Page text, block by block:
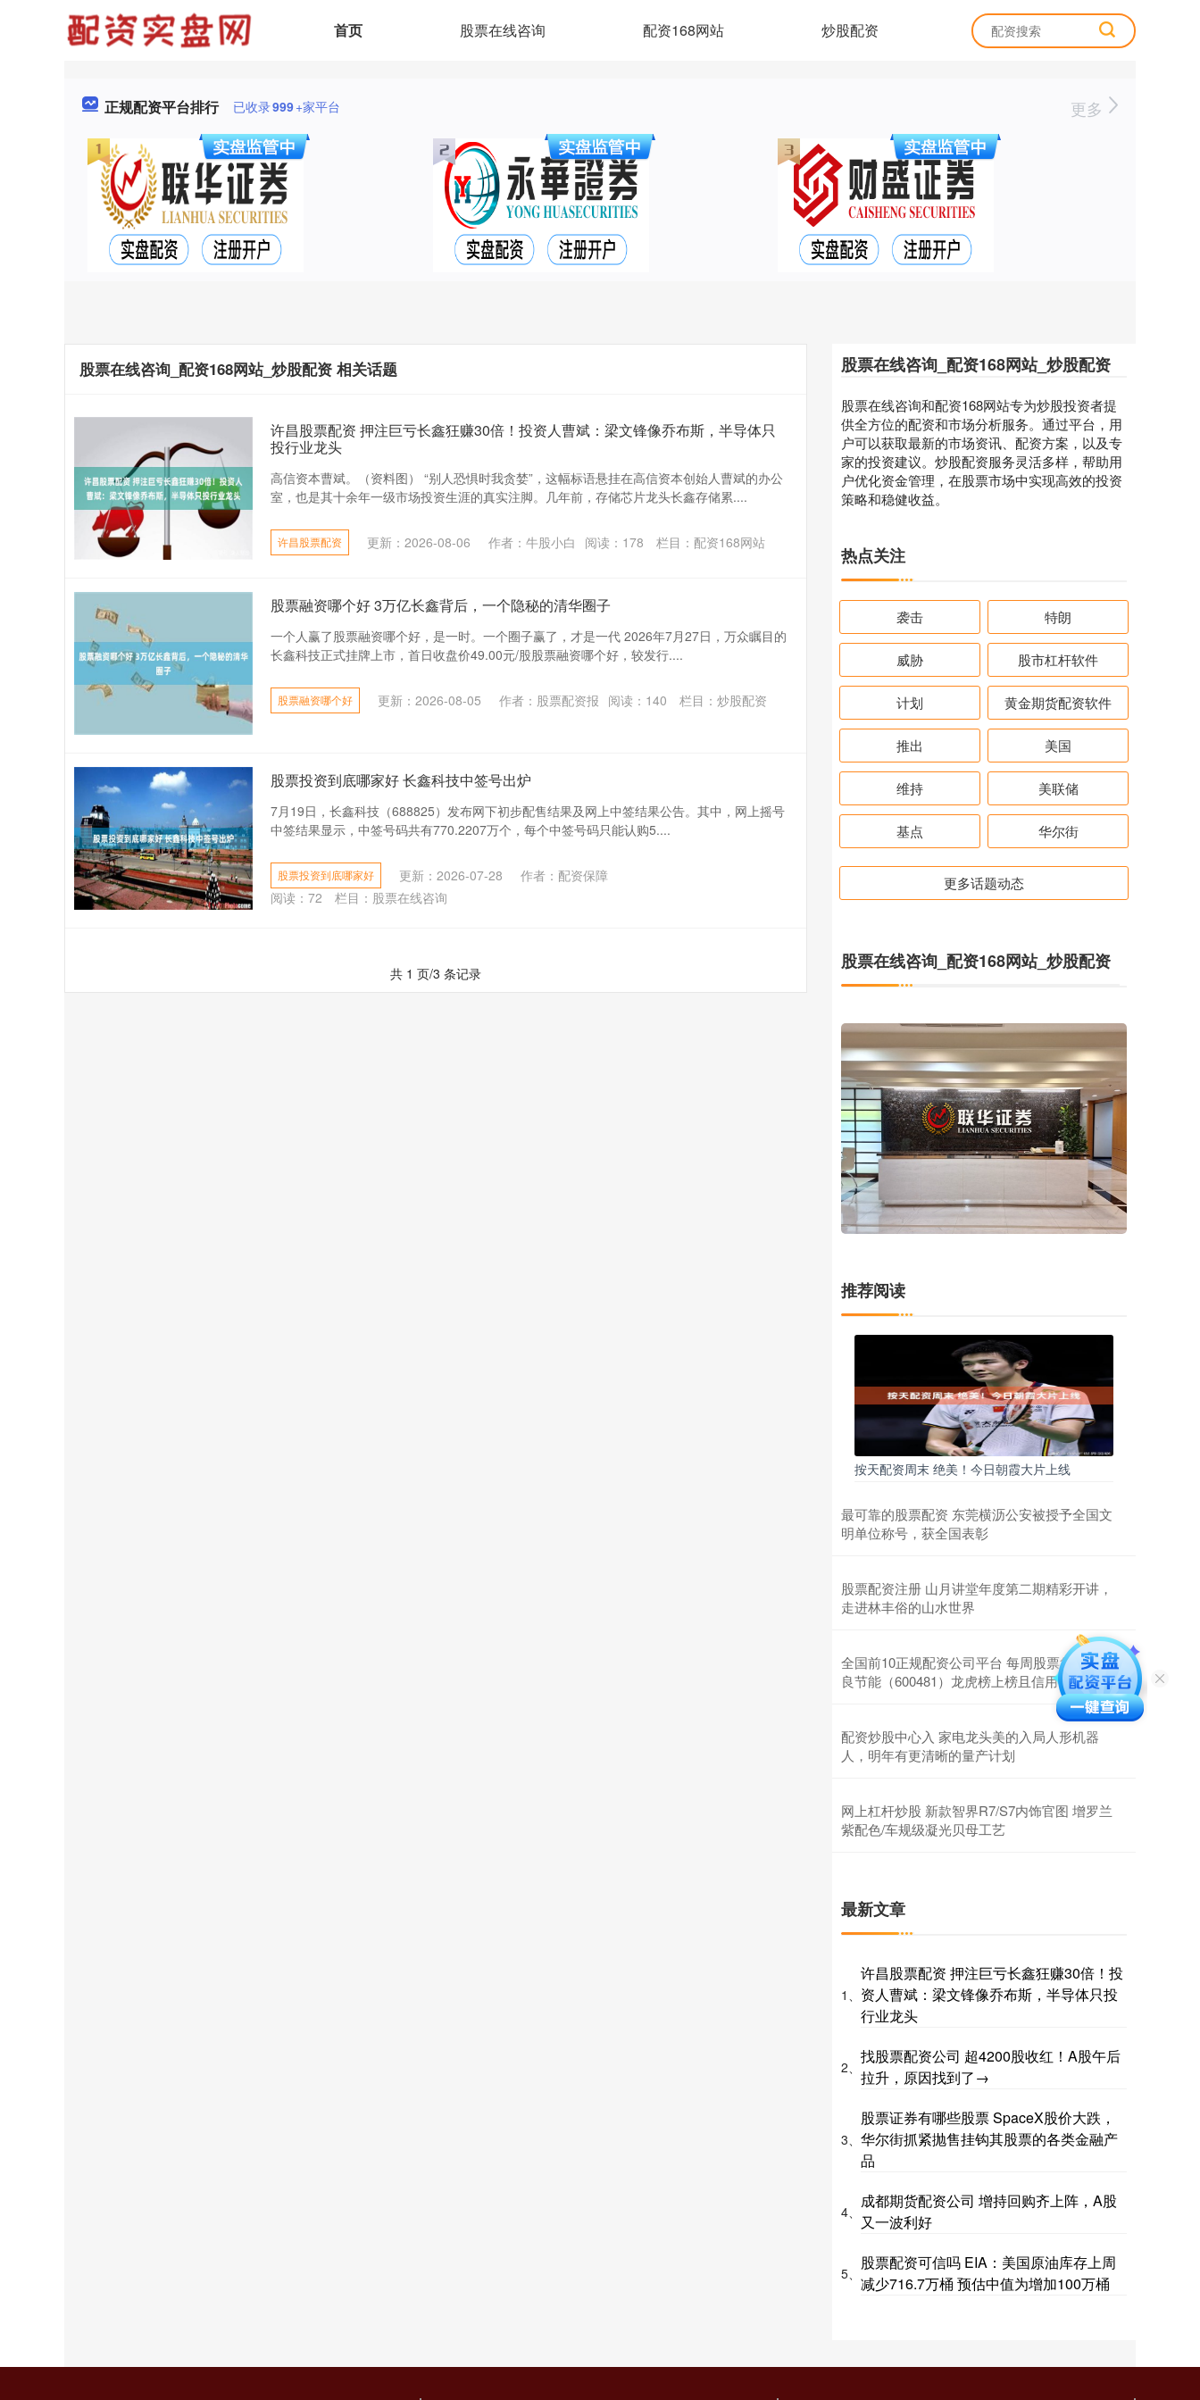
首页 股票在线咨询 配资168网站 炒股配资
正规配资平台排行 已收录999+家平台 更多
股票在线咨询_配资168网站_炒股配资 相关话题
许昌股票配资 押注巨亏长鑫狂赚30倍！投资人曹斌：梁文锋像乔布斯，半导体只
投行业龙头
高信资本曹斌。（资料图） “别人恐惧时我贪婪”，这幅标语悬挂在高信资本创始人曹斌的办公
室，也是其十余年一级市场投资生涯的真实注脚。几年前，存储芯片龙头长鑫存储累....
许昌股票配资 更新：2026-08-06 作者：牛股小白 阅读： 178 栏目： 配资168网站
股票融资哪个好 3万亿长鑫背后，一个隐秘的清华圈子
一个人赢了股票融资哪个好，是一时。一个圈子赢了，才是一代 2026年7月27日，万众瞩目的
长鑫科技正式挂牌上市，首日收盘价49.00元/股股票融资哪个好，较发行....
股票融资哪个好 更新：2026-08-05 作者：股票配资报 阅读： 140 栏目： 炒股配资
股票投资到底哪家好 长鑫科技中签号出炉
7月19日，长鑫科技（688825）发布网下初步配售结果及网上中签结果公告。其中，网上摇号
中签结果显示，中签号码共有770.2207万个，每个中签号码只能认购5....
股票投资到底哪家好 更新：2026-07-28
作者：配资保障
阅读： 72 栏目： 股票在线咨询
共 1 页/3 条记录
股票在线咨询_配资168网站_炒股配资
股票在线咨询和配资168网站专为炒股投资者提
供全方位的配资和市场分析服务。通过平台，用
户可以获取最新的市场资讯、配资方案，以及专
家的投资建议。炒股配资服务灵活多样，帮助用
户优化资金管理，在股票市场中实现高效的投资
策略和稳健收益。
热点关注
袭击 特朗
威胁 股市杠杆软件
计划 黄金期货配资软件
推出 美国
维持 美联储
基点 华尔街
更多话题动态
股票在线咨询_配资168网站_炒股配资
推荐阅读
按天配资周末 绝美！今日朝霞大片上线
最可靠的股票配资 东莞横沥公安被授予全国文
明单位称号，获全国表彰
股票配资注册 山月讲堂年度第二期精彩开讲，
走进林丰俗的山水世界
全国前10正规配资公司平台 每周股票复盘：双
良节能（600481）龙虎榜上榜且信用等级下调
配资炒股中心入 家电龙头美的入局人形机器
人，明年有更清晰的量产计划
网上杠杆炒股 新款智界R7/S7内饰官图 增罗兰
紫配色/车规级凝光贝母工艺
最新文章
1、
许昌股票配资 押注巨亏长鑫狂赚30倍！投
资人曹斌：梁文锋像乔布斯，半导体只投
行业龙头
2、
找股票配资公司 超4200股收红！A股午后
拉升，原因找到了→
3、
股票证券有哪些股票 SpaceX股价大跌，
华尔街抓紧抛售挂钩其股票的各类金融产
品
4、
成都期货配资公司 增持回购齐上阵，A股
又一波利好
5、
股票配资可信吗 EIA：美国原油库存上周
减少716.7万桶 预估中值为增加100万桶